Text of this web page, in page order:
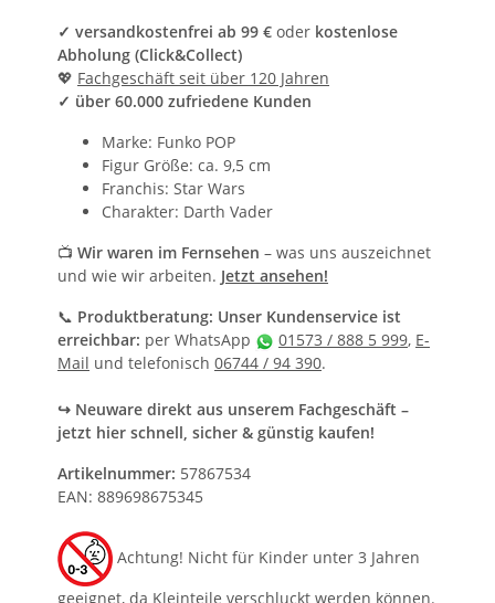
✓ versandkostenfrei ab 99 € oder kostenlose
Abholung (Click&Collect)
💖 Fachgeschäft seit über 120 Jahren
✓ über 60.000 zufriedene Kunden
Marke: Funko POP
Figur Größe: ca. 9,5 cm
Franchis: Star Wars
Charakter: Darth Vader
📺 Wir waren im Fernsehen – was uns auszeichnet
und wie wir arbeiten. Jetzt ansehen!
📞 Produktberatung: Unser Kundenservice ist
erreichbar: per WhatsApp 01573 / 888 5 999, E-
Mail und telefonisch 06744 / 94 390.
↪ Neuware direkt aus unserem Fachgeschäft –
jetzt hier schnell, sicher & günstig kaufen!
Artikelnummer: 57867534
EAN: 889698675345
Achtung! Nicht für Kinder unter 3 Jahren
geeignet, da Kleinteile verschluckt werden können.